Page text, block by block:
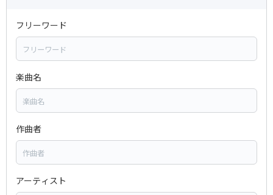
フリーワード
楽曲名
作曲者
アーティスト